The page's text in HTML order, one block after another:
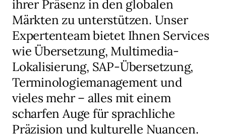
ihrer Präsenz in den globalen
Märkten zu unterstützen. Unser
Expertenteam bietet Ihnen Services
wie Übersetzung, Multimedia-
Lokalisierung, SAP-Übersetzung,
Terminologiemanagement und
vieles mehr – alles mit einem
scharfen Auge für sprachliche
Präzision und kulturelle Nuancen.